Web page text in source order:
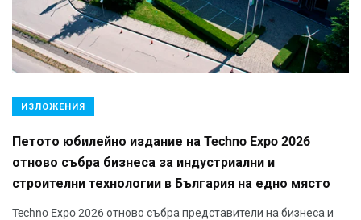
ИЗЛОЖЕНИЯ
Петото юбилейно издание на Techno Expo 2026
отново събра бизнеса за индустриални и
строителни технологии в България на едно място
Techno Expo 2026 отново събра представители на бизнеса и